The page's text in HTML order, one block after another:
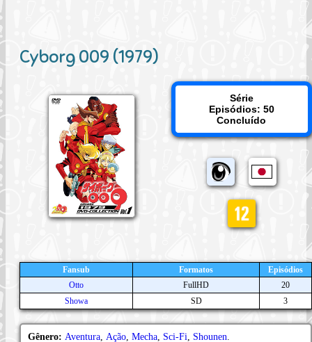
Cyborg 009 (1979)
Série
Episódios: 50
Concluído
Fansub Formatos
Episódios
Otto
FullHD
20
Showa
SD 3
Gênero: Aventura Ação Mecha Sci-Fi Shounen